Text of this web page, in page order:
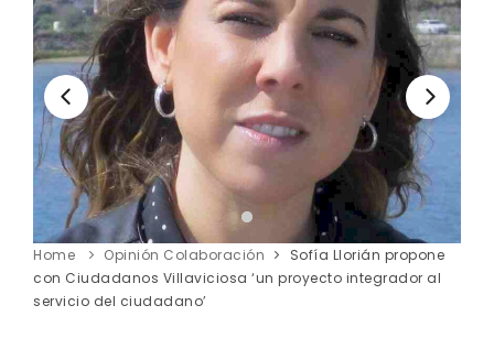
Home Opinión Colaboración
Sofía Llorián propone
con Ciudadanos Villaviciosa ‘un proyecto integrador al
servicio del ciudadano’